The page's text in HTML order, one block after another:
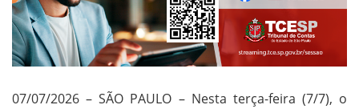
07/07/2026 – SÃO PAULO – Nesta terça-feira (7/7), o